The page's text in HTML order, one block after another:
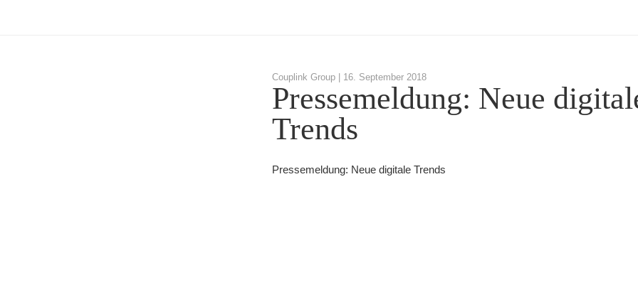
Couplink Group | 16. September 2018
Pressemeldung: Neue
Trends
Pressemeldung: Neue digitale Trends